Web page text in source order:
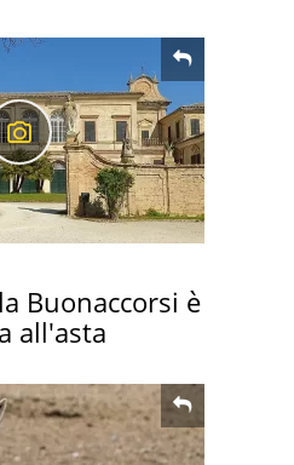
Buonaccorsi è
all'asta